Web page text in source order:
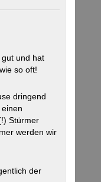
gut und hat
so oft!
dringend
Stürmer
werden wir
der